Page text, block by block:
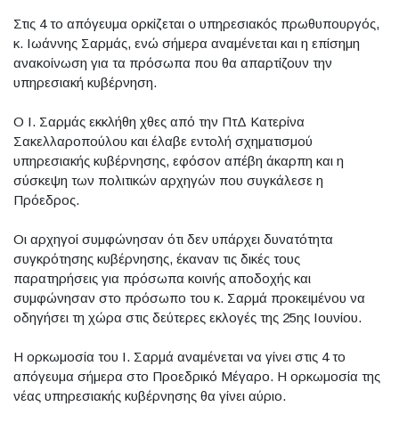
Στις 4 το απόγευμα ορκίζεται ο υπηρεσιακός πρωθυπουργός,
κ. Ιωάννης Σαρμάς, ενώ σήμερα αναμένεται και η επίσημη
ανακοίνωση για τα πρόσωπα που θα απαρτίζουν την
υπηρεσιακή κυβέρνηση.
Ο Ι. Σαρμάς εκκλήθη χθες από την ΠτΔ Κατερίνα
Σακελλαροπούλου και έλαβε εντολή σχηματισμού
υπηρεσιακής κυβέρνησης, εφόσον απέβη άκαρπη και η
σύσκεψη των πολιτικών αρχηγών που συγκάλεσε η
Πρόεδρος.
Οι αρχηγοί συμφώνησαν ότι δεν υπάρχει δυνατότητα
συγκρότησης κυβέρνησης, έκαναν τις δικές τους
παρατηρήσεις για πρόσωπα κοινής αποδοχής και
συμφώνησαν στο πρόσωπο του κ. Σαρμά προκειμένου να
οδηγήσει τη χώρα στις δεύτερες εκλογές της 25ης Ιουνίου.
Η ορκωμοσία του Ι. Σαρμά αναμένεται να γίνει στις 4 το
απόγευμα σήμερα στο Προεδρικό Μέγαρο. Η ορκωμοσία της
νέας υπηρεσιακής κυβέρνησης θα γίνει αύριο.